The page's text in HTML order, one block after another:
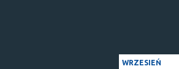
WRZESIEŃ